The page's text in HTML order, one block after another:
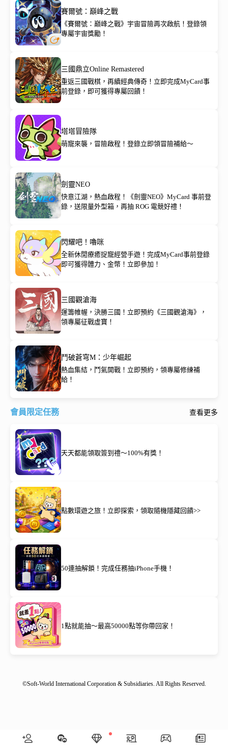
賽爾號：巔峰之戰
《賽爾號：巔峰之戰》宇宙冒險再次啟航！登錄領
專屬宇宙獎勵！
三國鼎立Online Remastered
重返三國戰棋，再續經典傳奇！立即完成MyCard事
前登錄，即可獲得專屬回饋！
塔塔冒險隊
萌寵來襲，冒險啟程！登錄立即領冒險補給～
劍靈NEO
快意江湖，熱血啟程！《劍靈NEO》MyCard 事前登
錄，送限量外型箱，再抽 ROG 電競好禮！
閃耀吧！嚕咪
全新休閒療癒捉寵經營手遊！完成MyCard事前登錄
即可獲得體力、金幣！立即參加！
三國觀滄海
運籌帷幄，決勝三國！立即預約《三國觀滄海》，
領專屬征戰虛寶！
鬥破蒼穹M：少年崛起
熱血集結，鬥氣開戰！立即預約，領專屬修練補
給！
會員限定任務 查看更多
天天都能領取簽到禮～100%有獎！
點數環遊之旅！立即探索，領取隨機隱藏回饋>>
50連抽解鎖！完成任務抽iPhone手機！
1點就能抽～最高50000點等你帶回家！
©Soft-World International Corporation & Subsidiaries. All Rights Reserved.